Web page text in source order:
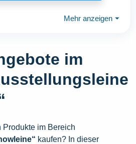
Mehr anzeigen ⏷
im
Produkte im Bereich
kaufen? In dieser